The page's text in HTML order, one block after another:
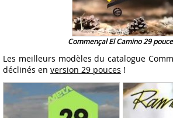
Commençal El Camino 29
Les meilleurs modèles du catalogue
déclinés en version 29 pouces !